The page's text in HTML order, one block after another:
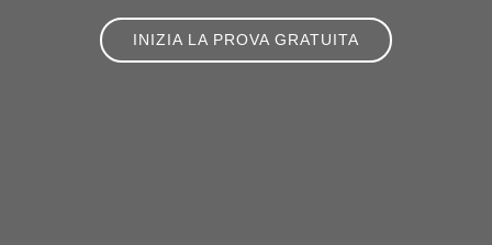
INIZIA LA PROVA GRATUITA